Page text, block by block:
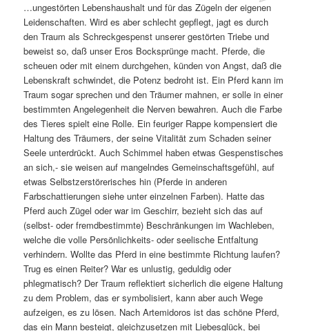
…ungestörten Lebenshaushalt und für das Zügeln der eigenen
Leidenschaften. Wird es aber schlecht gepflegt, jagt es durch
den Traum als Schreckgespenst unserer gestörten Triebe und
beweist so, daß unser Eros Bocksprünge macht. Pferde, die
scheuen oder mit einem durchgehen, künden von Angst, daß die
Lebenskraft schwindet, die Potenz bedroht ist. Ein Pferd kann im
Traum sogar sprechen und den Träumer mahnen, er solle in einer
bestimmten Angelegenheit die Nerven bewahren. Auch die Farbe
des Tieres spielt eine Rolle. Ein feuriger Rappe kompensiert die
Haltung des Träumers, der seine Vitalität zum Schaden seiner
Seele unterdrückt. Auch Schimmel haben etwas Gespenstisches
an sich,- sie weisen auf mangelndes Gemeinschaftsgefühl, auf
etwas Selbstzerstörerisches hin (Pferde in anderen
Farbschattierungen siehe unter einzelnen Farben). Hatte das
Pferd auch Zügel oder war im Geschirr, bezieht sich das auf
(selbst- oder fremdbestimmte) Beschränkungen im Wachleben,
welche die volle Persönlichkeits- oder seelische Entfaltung
verhindern. Wollte das Pferd in eine bestimmte Richtung laufen?
Trug es einen Reiter? War es unlustig, geduldig oder
phlegmatisch? Der Traum reflektiert sicherlich die eigene Haltung
zu dem Problem, das er symbolisiert, kann aber auch Wege
aufzeigen, es zu lösen. Nach Artemidoros ist das schöne Pferd,
das ein Mann besteigt, gleichzusetzen mit Liebesglück, bei